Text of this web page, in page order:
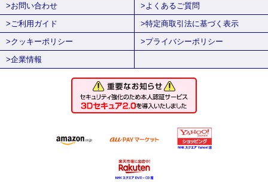
>お問い合わせ
>よくあるご質問
>ご利用ガイド
>特定商取引法に基づく表示
>クッキーポリシー
>プライバシーポリシー
>企業情報